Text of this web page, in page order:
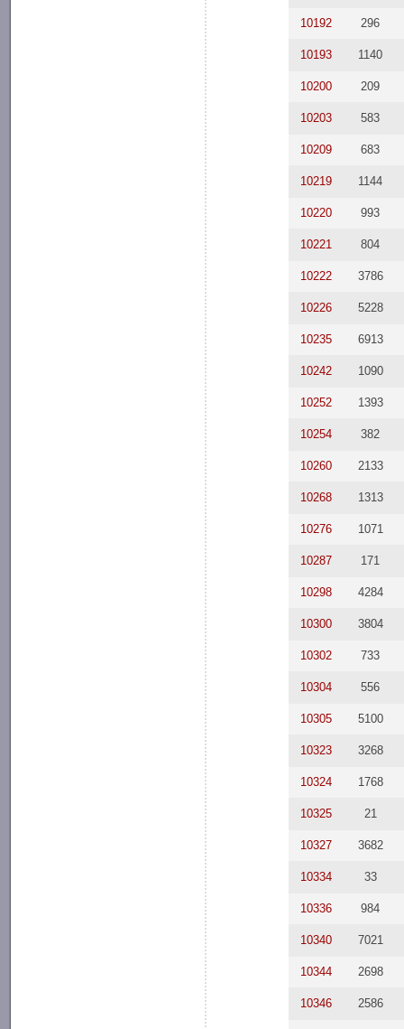
10192 296
10193 1140
10200 209
10203 583
10209 683
10219 1144
10220 993
10221 804
10222 3786
10226 5228
10235 6913
10242 1090
10252 1393
10254 382
10260 2133
10268 1313
10276 1071
10287 171
10298 4284
10300 3804
10302 733
10304 556
10305 5100
10323 3268
10324 1768
10325 21
10327 3682
10334 33
10336 984
10340 7021
10344 2698
10346 2586